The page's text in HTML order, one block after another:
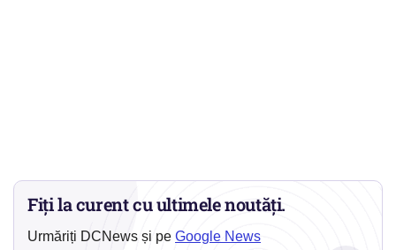
Fiți la curent cu ultimele noutăți.
Urmăriți DCNews și pe Google News